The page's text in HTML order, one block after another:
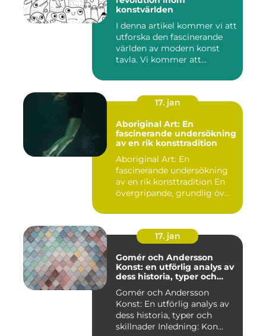
konstvärlden
I denna artikel kommer vi att
utforska den fascinerande
världen av modern konst
tavla. Vi kommer att...
17. jan
Aboriginal Art: En
fascinerande undersökning
av en rik konsttradition
Aboriginal Art: En
fascinerande undersökning
av en rik konsttradition En
övergripande, grundlig öv...
17. jan
Gomér och Andersson
Konst: en utförlig analys av
dess historia, typer och
Gomér och Andersson
Konst: En utförlig analys av
dess historia, typer och
skillnader Inledning: Kon...